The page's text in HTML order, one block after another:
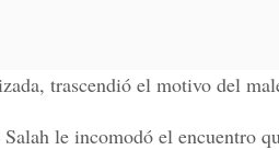
trascendió el motivo del
Salah le incomodó el encuentro